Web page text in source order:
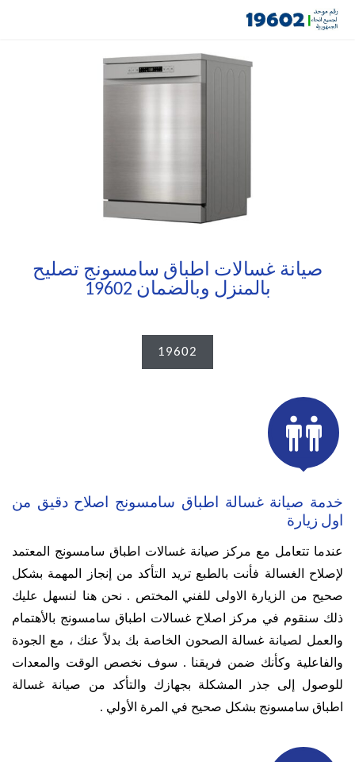
صيانة غسالات اطباق سامسونج تصليح
بالمنزل وبالضمان 19602
19602

خدمة صيانة غسالة اطباق سامسونج اصلاح دقيق من
اول زيارة
عندما تتعامل مع مركز صيانة غسالات اطباق سامسونج المعتمد
لإصلاح الغسالة فأنت بالطبع تريد التأكد من إنجاز المهمة بشكل
صحيح من الزيارة الاولى للفني المختص . نحن هنا لنسهل عليك
ذلك سنقوم في مركز اصلاح غسالات اطباق سامسونج بالأهتمام
والعمل لصيانة غسالة الصحون الخاصة بك بدلاً عنك ، مع الجودة
والفاعلية وكأنك ضمن فريقنا . سوف نخصص الوقت والمعدات
للوصول إلى جذر المشكلة بجهازك والتأكد من صيانة غسالة
اطباق سامسونج بشكل صحيح في المرة الأولي .